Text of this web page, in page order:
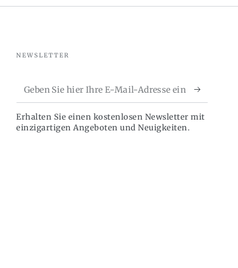
NEWSLETTER
Geben
Sie
hier
Erhalten Sie einen kostenlosen Newsletter mit
einzigartigen Angeboten und Neuigkeiten.